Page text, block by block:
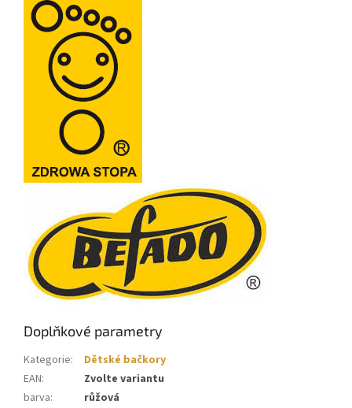
Doplňkové parametry
Kategorie:
Dětské bačkory
EAN:
Zvolte variantu
barva:
růžová